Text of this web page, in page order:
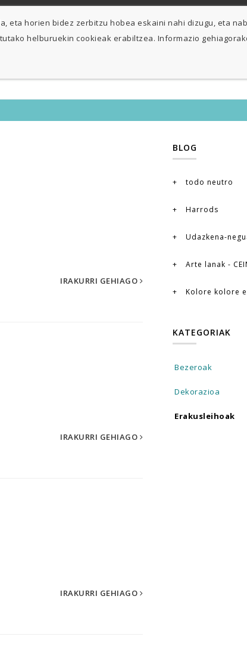
IRAKURRI GEHIAGO
IRAKURRI GEHIAGO
IRAKURRI GEHIAGO
BLOG
todo neutro
Harrods
Udazkena-
Arte lanak -
Kolore kolore
KATEGORIAK
Bezeroak
Dekorazioa
Erakusleihoak
eta horien bidez zerbitzu hobea eskaini nahi dizugu, eta
helburuekin cookieak erabiltzea. Informazio